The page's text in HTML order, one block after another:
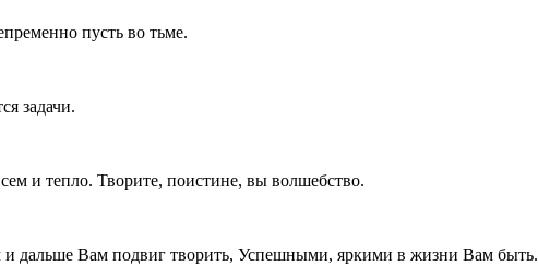
пусть во тьме.
задачи.
и тепло. Творите, поистине, вы волшебство.
дальше Вам подвиг творить, Успешными, яркими в жизни Вам быть.